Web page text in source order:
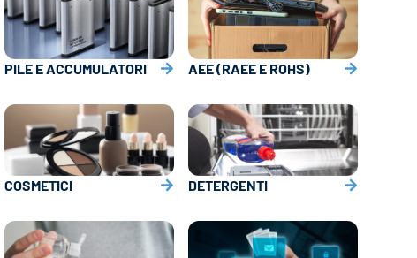
PILE E ACCUMULATORI AEE (RAEE E ROHS)
COSMETICI DETERGENTI